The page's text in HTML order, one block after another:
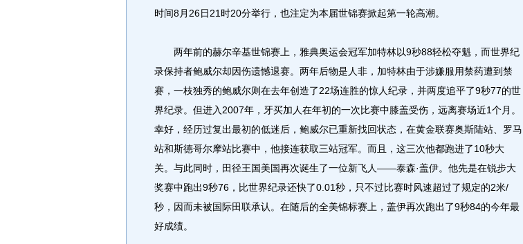
时间8月26日21时20分举行，也注定为本届世锦赛掀起第一轮高潮。
两年前的赫尔辛基世锦赛上，雅典奥运会冠军加特林以9秒88轻松夺魁，而世界纪
录保持者鲍威尔却因伤遗憾退赛。两年后物是人非，加特林由于涉嫌服用禁药遭到禁
赛，一枝独秀的鲍威尔则在去年创造了22场连胜的惊人纪录，并两度追平了9秒77的世
界纪录。但进入2007年，牙买加人在年初的一次比赛中膝盖受伤，远离赛场近1个月。
幸好，经历过复出最初的低迷后，鲍威尔已重新找回状态，在黄金联赛奥斯陆站、罗马
站和斯德哥尔摩站比赛中，他接连获取三站冠军。而且，这三次他都跑进了10秒大
关。与此同时，田径王国美国再次诞生了一位新飞人——泰森·盖伊。他先是在锐步大
奖赛中跑出9秒76，比世界纪录还快了0.01秒，只不过比赛时风速超过了规定的2米/
秒，因而未被国际田联承认。在随后的全美锦标赛上，盖伊再次跑出了9秒84的今年最
好成绩。